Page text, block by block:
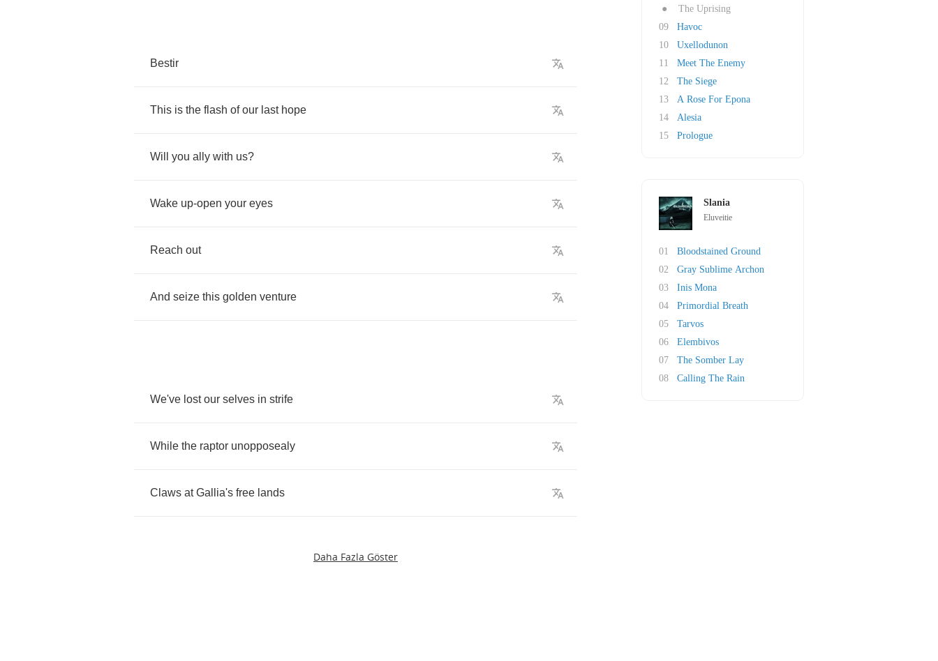
Bestir
This is the flash of our last hope
Will you ally with us?
Wake up-open your eyes
Reach out
And seize this golden venture
We've lost our selves in strife
While the raptor unopposealy
Claws at Gallia's free lands
Daha Fazla Göster
●
The Uprising
09
Havoc
10
Uxellodunon
11
Meet The Enemy
12
The Siege
13
A Rose For Epona
14
Alesia
15
Prologue
Slania
Eluveitie
01
Bloodstained Ground
02
Gray Sublime Archon
03
Inis Mona
04
Primordial Breath
05
Tarvos
06
Elembivos
07
The Somber Lay
08
Calling The Rain